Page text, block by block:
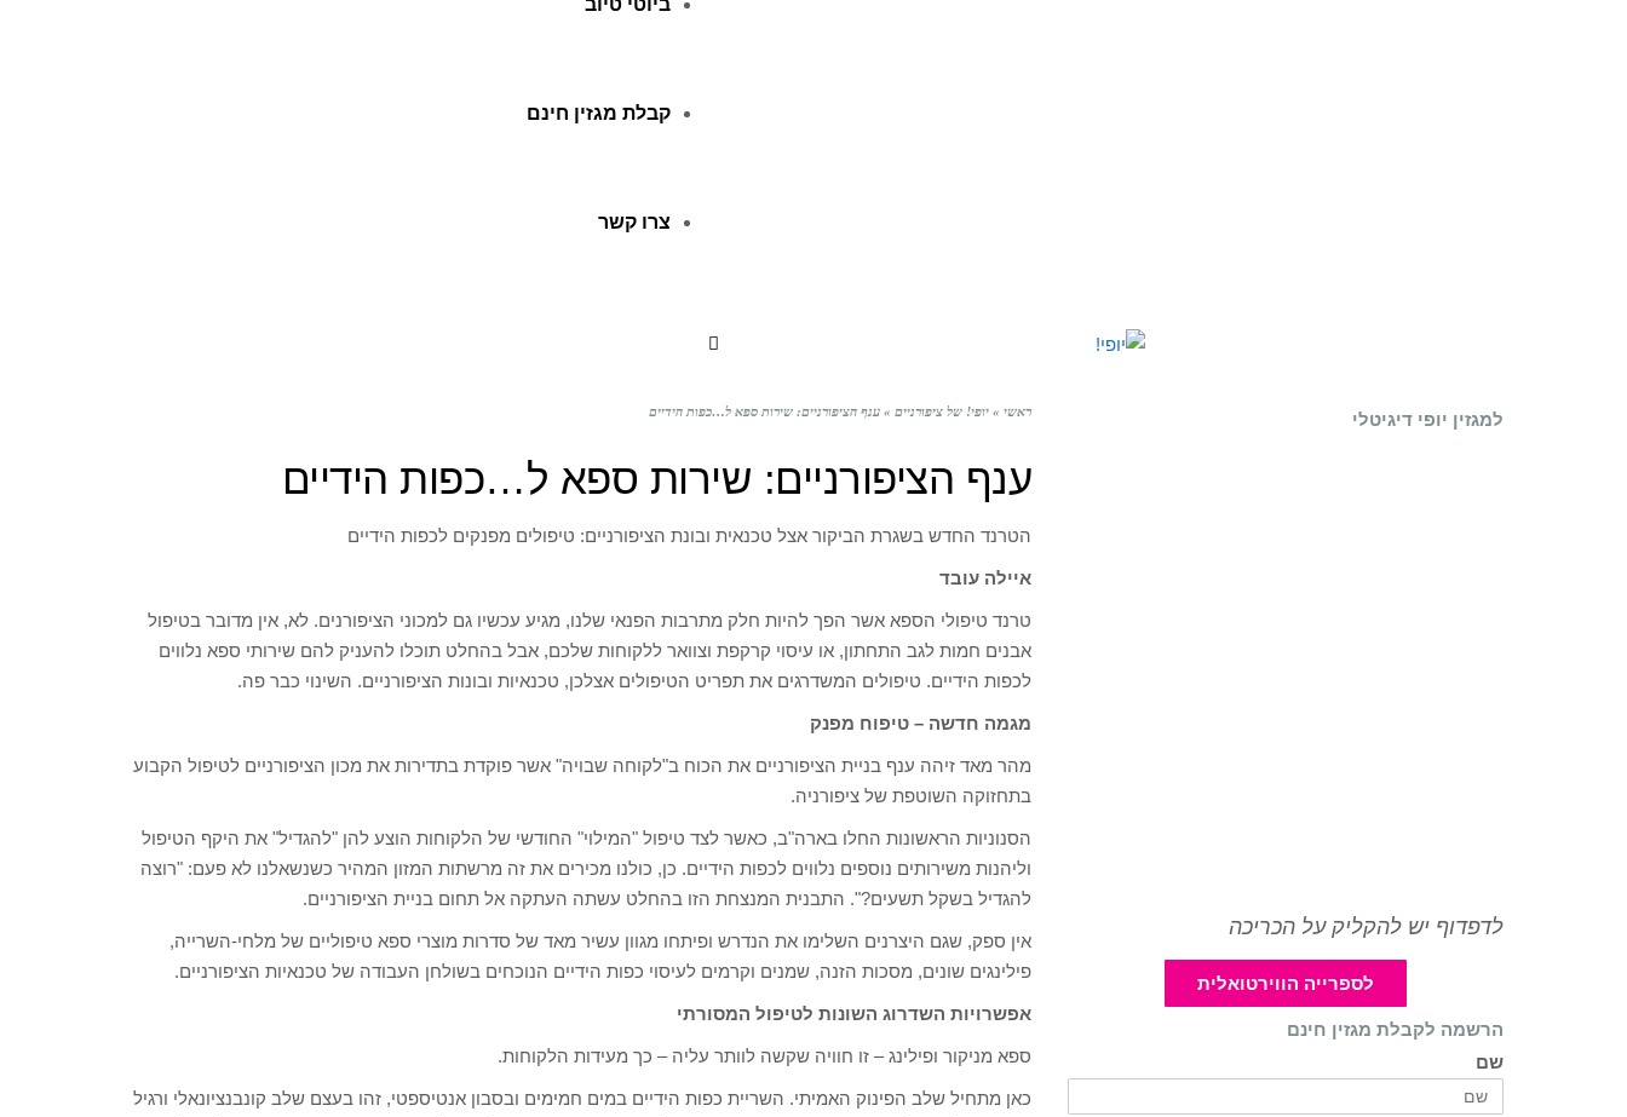
ביוטי טיוב
קבלת מגזין חינם
צרו קשר
ראשי » יופי! של ציפורניים » ענף הציפורניים: שירות ספא ל…כפות הידיים
ענף הציפורניים: שירות ספא ל…כפות הידיים
הטרנד החדש בשגרת הביקור אצל טכנאית ובונת הציפורניים: טיפולים מפנקים לכפות הידיים
איילה עובד
טרנד טיפולי הספא אשר הפך להיות חלק מתרבות הפנאי שלנו, מגיע עכשיו גם למכוני הציפורנים. לא, אין מדובר בטיפול
אבנים חמות לגב התחתון, או עיסוי קרקפת וצוואר ללקוחות שלכם, אבל בהחלט תוכלו להעניק להם שירותי ספא נלווים
לכפות הידיים. טיפולים המשדרגים את תפריט הטיפולים אצלכן, טכנאיות ובונות הציפורניים. השינוי כבר פה.
מגמה חדשה – טיפוח מפנק
מהר מאד זיהה ענף בניית הציפורניים את הכוח ב"לקוחה שבויה" אשר פוקדת בתדירות את מכון הציפורניים לטיפול הקבוע
בתחזוקה השוטפת של ציפורניה.
הסנוניות הראשונות החלו בארה"ב, כאשר לצד טיפול "המילוי" החודשי של הלקוחות הוצע להן "להגדיל" את היקף הטיפול
וליהנות משירותים נוספים נלווים לכפות הידיים. כן, כולנו מכירים את זה מרשתות המזון המהיר כשנשאלנו לא פעם: "רוצה
להגדיל בשקל תשעים?". התבנית המנצחת הזו בהחלט עשתה העתקה אל תחום בניית הציפורניים.
אין ספק, שגם היצרנים השלימו את הנדרש ופיתחו מגוון עשיר מאד של סדרות מוצרי ספא טיפוליים של מלחי-השרייה,
פילינגים שונים, מסכות הזנה, שמנים וקרמים לעיסוי כפות הידיים הנוכחים בשולחן העבודה של טכנאיות הציפורניים.
אפשרויות השדרוג השונות לטיפול המסורתי
ספא מניקור ופילינג – זו חוויה שקשה לוותר עליה – כך מעידות הלקוחות.
כאן מתחיל שלב הפינוק האמיתי. השריית כפות הידיים במים חמימים ובסבון אנטיספטי, זהו בעצם שלב קונבנציונאלי ורגיל
למגזין יופי דיגיטלי
לדפדוף יש להקליק על הכריכה
לספרייה הווירטואלית
הרשמה לקבלת מגזין חינם
שם